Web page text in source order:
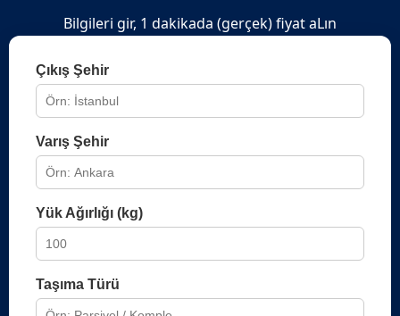
Bilgileri gir, 1 dakikada (gerçek) fiyat aLın
Çıkış Şehir
Varış Şehir
Yük Ağırlığı (kg)
Taşıma Türü